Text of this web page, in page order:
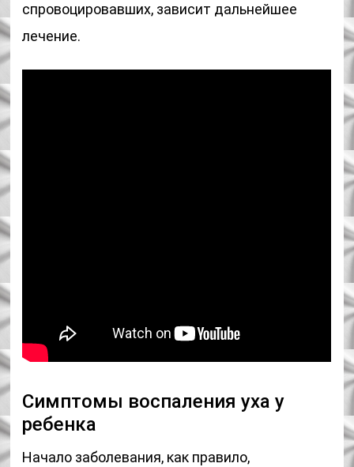
спровоцировавших, зависит дальнейшее
лечение.
Симптомы воспаления уха у
ребенка
Начало заболевания, как правило,